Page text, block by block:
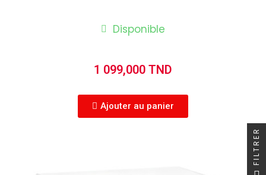
Disponible
1 099,000 TND
Ajouter au panier
FILTRER